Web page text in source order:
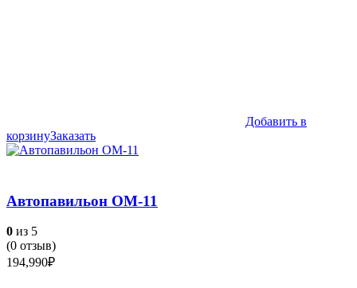
Добавить в
корзинуЗаказать
Автопавильон ОМ-11
0 из 5
(0 отзыв)
194,990₽